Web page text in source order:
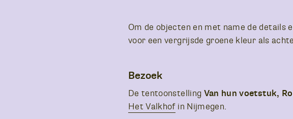
Om de objecten en met name de details
voor een vergrijsde groene kleur als
Bezoek
De tentoonstelling Van hun voetstuk,
Het Valkhofin Nijmegen.